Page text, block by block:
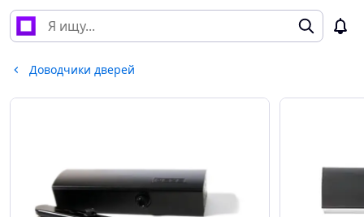
Доводчики дверей